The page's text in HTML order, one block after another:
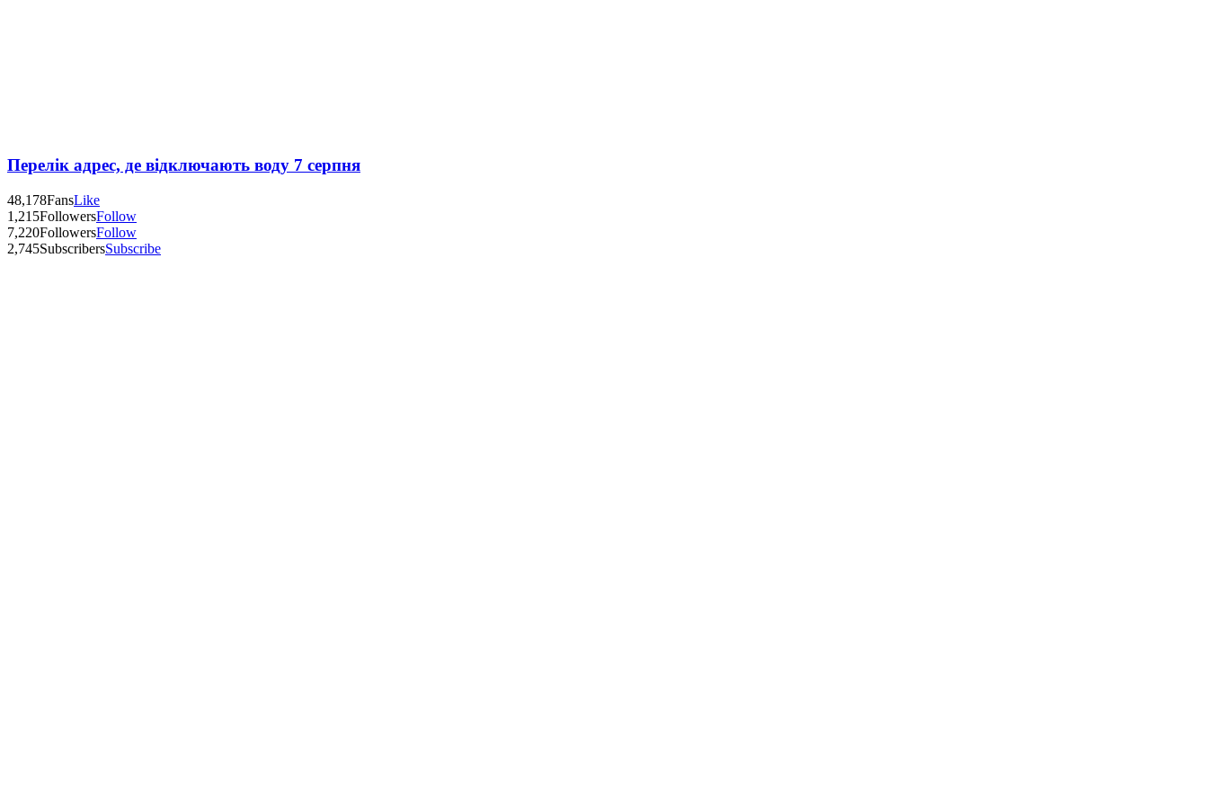
Перелік адрес, де відключають воду 7 серпня
48,178FansLike
1,215FollowersFollow
7,220FollowersFollow
2,745SubscribersSubscribe